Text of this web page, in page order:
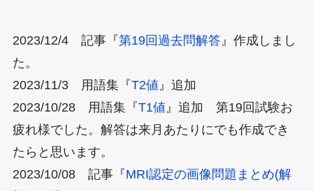
2023/12/4 記事『第19回過去問解答』作成しまし
た。
2023/11/3 用語集『T2値 』追加
2023/10/28 用語集『T1値 』追加 第19回試験お
疲れ様でした。解答は来月あたりにでも作成でき
たらと思います。
2023/10/08 記事『MRI認定の画像問題まとめ(解